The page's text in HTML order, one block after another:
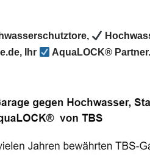
Ihr AquaLOCK® Partner.